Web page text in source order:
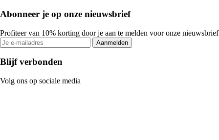
Abonneer je op onze nieuwsbrief
Profiteer van 10% korting door je aan te melden voor onze nieuwsbrief
Aanmelden
Blijf verbonden
Volg ons op sociale media